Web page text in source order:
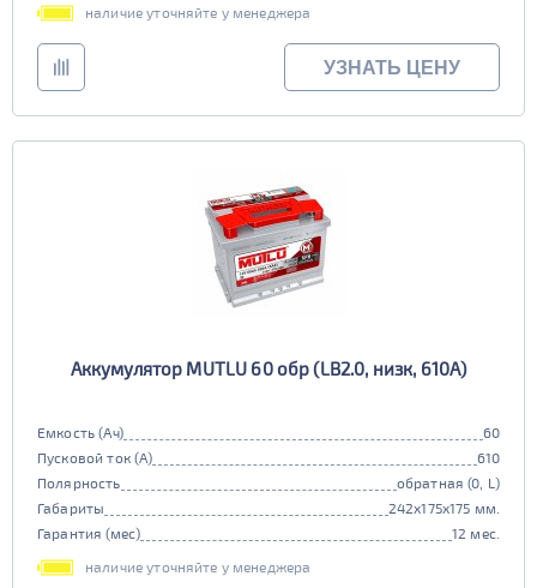
наличие уточняйте у менеджера
УЗНАТЬ ЦЕНУ
Аккумулятор MUTLU 60 обр (LB2.0, низк, 610А)
Емкость (Ач)
60
Пусковой ток (А)
610
Полярность
обратная (0, L)
Габариты
242x175x175 мм.
Гарантия (мес)
12 мес.
наличие уточняйте у менеджера